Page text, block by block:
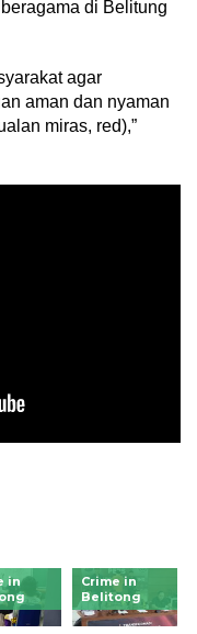
di Belitung
agar
aman dan nyaman
miras, red),”
in
Crime in
Belitong